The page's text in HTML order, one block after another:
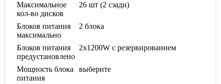
Максимальное
кол-во дисков
26 шт (2 сзади)
Блоков питания
максимально
2 блока
Блоков питания
предустановлено
2x1200W с резервированием
Мощность блока
питания
выберите